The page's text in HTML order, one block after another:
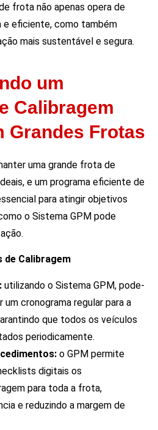
frota não apenas opera de
e eficiente, como também
mais sustentável e segura.
um
Calibragem
Grandes Frotas
uma grande frota de
e um programa eficiente de
para atingir objetivos
o Sistema GPM pode
de Calibragem
utilizando o Sistema GPM, pode-
cronograma regular para a
que todos os veículos
periodicamente.
o GPM permite
digitais os
para toda a frota,
e reduzindo a margem de